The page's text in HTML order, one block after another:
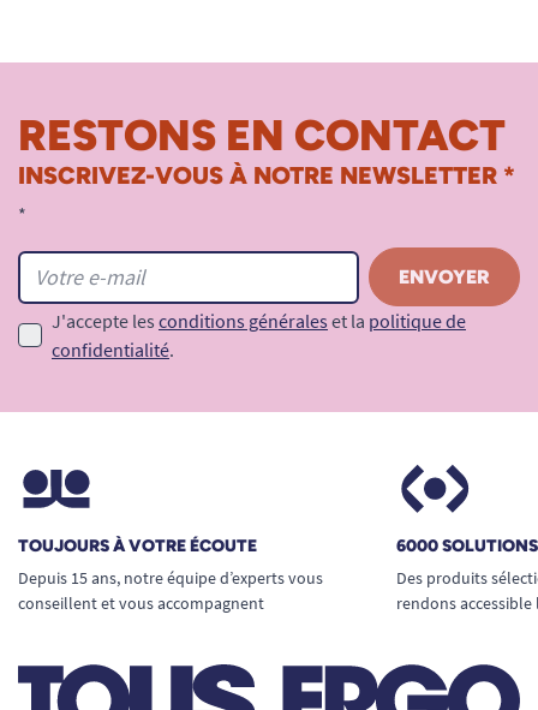
RESTONS EN CONTACT
INSCRIVEZ-VOUS À NOTRE NEWSLETTER *
*
J'accepte les conditions générales et la politique de
confidentialité.
TOUJOURS À VOTRE ÉCOUTE
Depuis 15 ans, notre équipe d’experts vous
conseillent et vous accompagnent
6000
Des produits
rendons